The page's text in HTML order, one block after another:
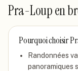
Pra-Loupen
Pourquoi choisir
Randonnées
panoramiques